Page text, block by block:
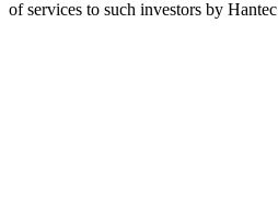
of services to such investors by